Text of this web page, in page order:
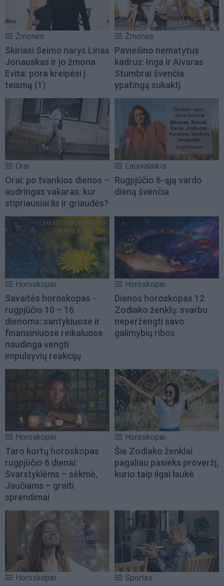
Žmonės
Skiriasi Seimo narys Linas
Jonauskas ir jo žmona
Evita: pora kreipėsi į
teismą (1)
Žmonės
Paviešino nematytus
kadrus: Inga ir Aivaras
Stumbrai švenčia
ypatingą sukaktį
Orai
Orai: po tvankios dienos –
audringas vakaras: kur
stipriausiai lis ir griaudės?
Laisvalaikis
Rugpjūčio 6-ąją vardo
dieną švenčia
Horoskopai
Savaitės horoskopas -
rugpjūčio 10 – 16
dienoms: santykiuose ir
finansiniuose reikaluose
naudinga vengti
impulsyvių reakcijų
Horoskopai
Dienos horoskopas 12
Zodiako ženklų: svarbu
neperžengti savo
galimybių ribos
Horoskopai
Taro kortų horoskopas
rugpjūčio 6 dienai:
Svarstyklėms – sėkmė,
Jaučiams – greiti
sprendimai
Horoskopai
Šie Zodiako ženklai
pagaliau pasieks proveržį,
kurio taip ilgai laukė
Horoskopai Sportas